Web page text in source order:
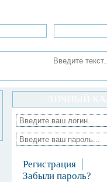
Регистрация
Забыли пароль?